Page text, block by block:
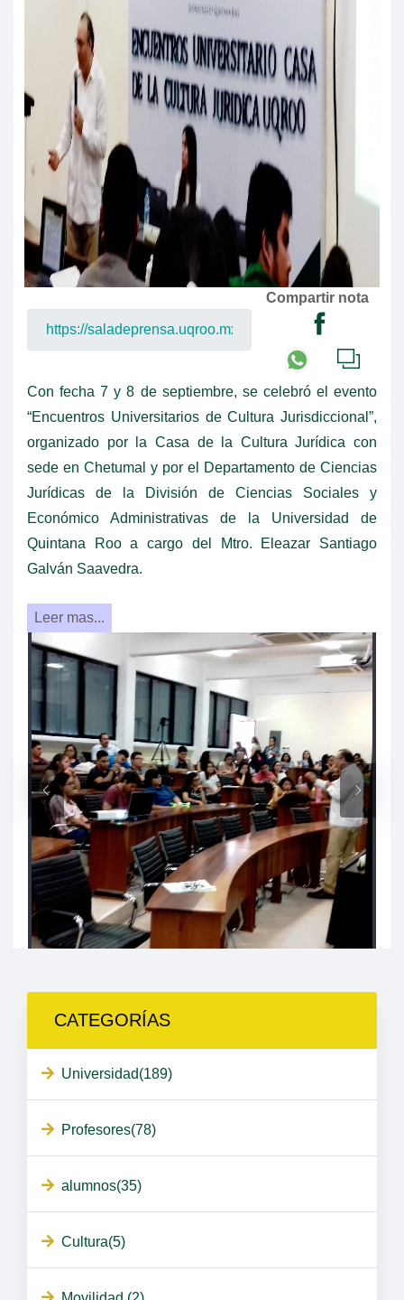
Compartir nota
Con fecha 7 y 8 de septiembre, se celebró el evento
“Encuentros Universitarios de Cultura Jurisdiccional”,
organizado por la Casa de la Cultura Jurídica con
sede en Chetumal y por el Departamento de Ciencias
Jurídicas de la División de Ciencias Sociales y
Económico Administrativas de la Universidad de
Quintana Roo a cargo del Mtro. Eleazar Santiago
Galván Saavedra.
Leer mas...
CATEGORÍAS
Universidad(189)
Profesores(78)
alumnos(35)
Cultura(5)